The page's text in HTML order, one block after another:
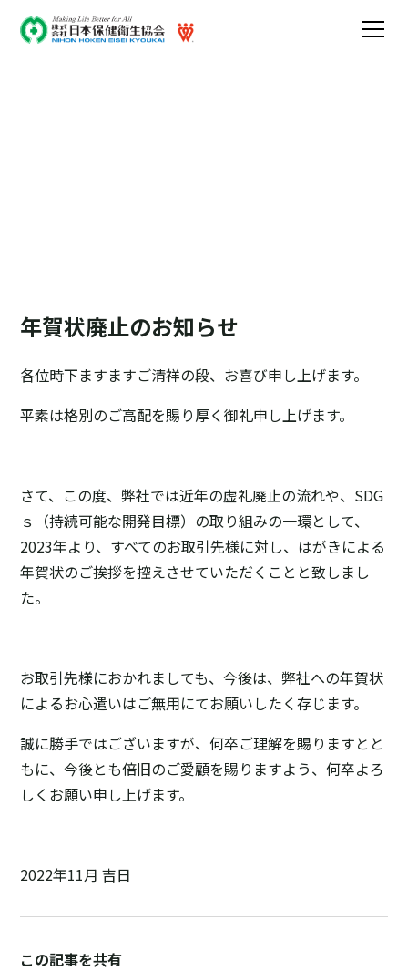
年賀状廃止のお知らせ
各位時下ますますご清祥の段、お喜び申し上げます。
平素は格別のご高配を賜り厚く御礼申し上げます。
さて、この度、弊社では近年の虚礼廃止の流れや、SDG
ｓ（持続可能な開発目標）の取り組みの一環として、
2023年より、すべてのお取引先様に対し、はがきによる
年賀状のご挨拶を控えさせていただくことと致しまし
た。
お取引先様におかれましても、今後は、弊社への年賀状
によるお心遣いはご無用にてお願いしたく存じます。
誠に勝手ではございますが、何卒ご理解を賜りますとと
もに、今後とも倍旧のご愛顧を賜りますよう、何卒よろ
しくお願い申し上げます。
2022年11月 吉日
この記事を共有